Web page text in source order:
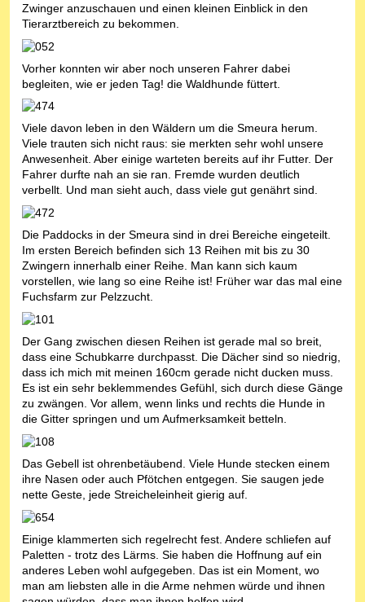
Zwinger anzuschauen und einen kleinen Einblick in den
Tierarztbereich zu bekommen.
Vorher konnten wir aber noch unseren Fahrer dabei
begleiten, wie er jeden Tag! die Waldhunde füttert.
Viele davon leben in den Wäldern um die Smeura herum.
Viele trauten sich nicht raus: sie merkten sehr wohl unsere
Anwesenheit. Aber einige warteten bereits auf ihr Futter. Der
Fahrer durfte nah an sie ran. Fremde wurden deutlich
verbellt. Und man sieht auch, dass viele gut genährt sind.
Die Paddocks in der Smeura sind in drei Bereiche eingeteilt.
Im ersten Bereich befinden sich 13 Reihen mit bis zu 30
Zwingern innerhalb einer Reihe. Man kann sich kaum
vorstellen, wie lang so eine Reihe ist! Früher war das mal eine
Fuchsfarm zur Pelzzucht.
Der Gang zwischen diesen Reihen ist gerade mal so breit,
dass eine Schubkarre durchpasst. Die Dächer sind so niedrig,
dass ich mich mit meinen 160cm gerade nicht ducken muss.
Es ist ein sehr beklemmendes Gefühl, sich durch diese Gänge
zu zwängen. Vor allem, wenn links und rechts die Hunde in
die Gitter springen und um Aufmerksamkeit betteln.
Das Gebell ist ohrenbetäubend. Viele Hunde stecken einem
ihre Nasen oder auch Pfötchen entgegen. Sie saugen jede
nette Geste, jede Streicheleinheit gierig auf.
Einige klammerten sich regelrecht fest. Andere schliefen auf
Paletten - trotz des Lärms. Sie haben die Hoffnung auf ein
anderes Leben wohl aufgegeben. Das ist ein Moment, wo
man am liebsten alle in die Arme nehmen würde und ihnen